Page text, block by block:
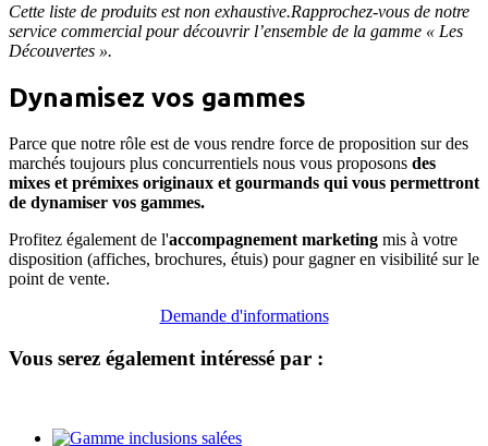
Cette liste de produits est non exhaustive.Rapprochez-vous de notre
service commercial pour découvrir l’ensemble de la gamme « Les
Découvertes ».
Dynamisez vos gammes
Parce que notre rôle est de vous rendre force de proposition sur des
marchés toujours plus concurrentiels nous vous proposons des
mixes et prémixes originaux et gourmands qui vous permettront
de dynamiser vos gammes.
Profitez également de l'accompagnement marketing mis à votre
disposition (affiches, brochures, étuis) pour gagner en visibilité sur le
point de vente.
Demande d'informations
Vous serez également intéressé par :